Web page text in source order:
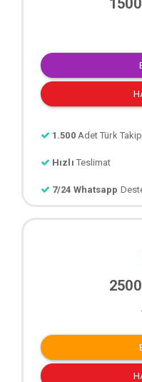
1.500 Adet Türk
Hızlı Teslimat
7/24 Whatsapp
2500